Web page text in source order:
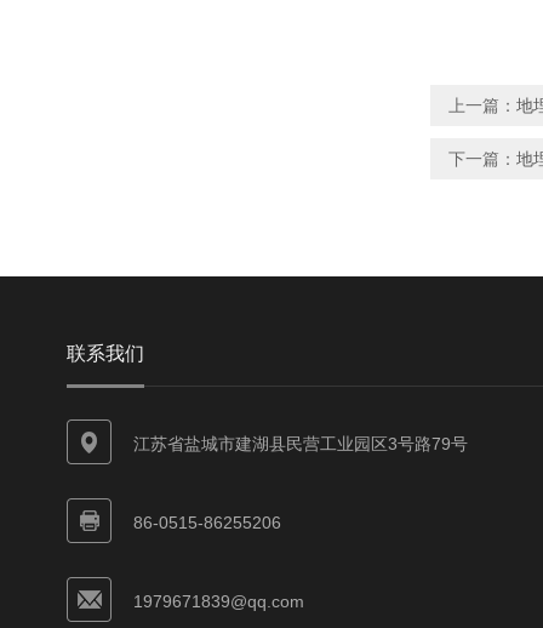
上一篇： 地
下一篇： 地
联系我们
江苏省盐城市建湖县民营工业园区3号路79号
86-0515-86255206
1979671839@qq.com